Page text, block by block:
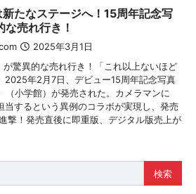
たなステージへ！15周年記念写
売れ行き！
2025年3月1日
驚異的な売れ行き！「これ以上ないほど
2025年2月7日、デビュー15周年記念写真
小学館）が発売された。カメラマンに
当するという異例のコラボが実現し、発売
撃！発売直後に即重版、デジタル版売上が